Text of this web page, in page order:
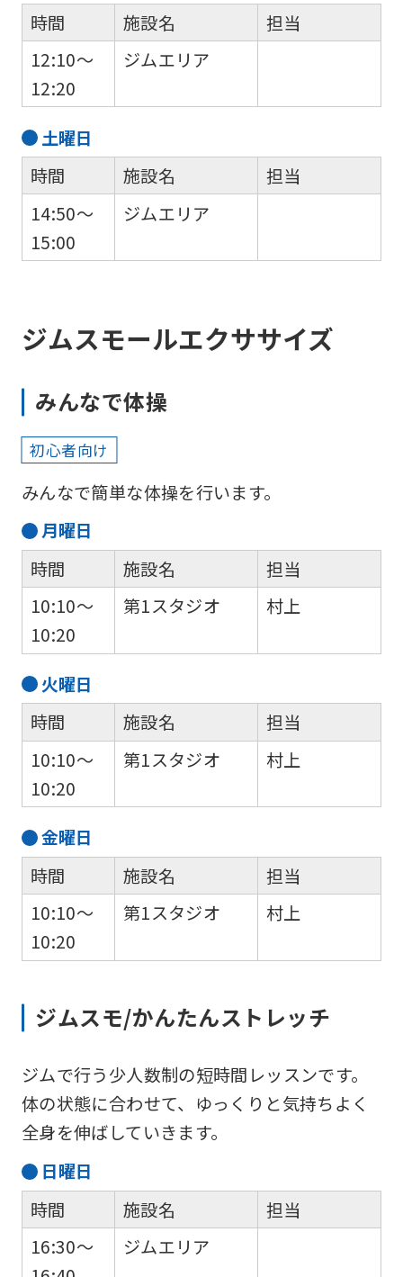
時間
12:10～
12:20
施設名
ジムエリア
担当
土曜日
時間
14:50～
15:00
施設名
ジムエリア
担当
ジムスモールエクササイズ
みんなで体操
初心者向け
みんなで簡単な体操を行います。
月曜日
時間
10:10～
10:20
施設名
第1スタジオ
担当
村上
火曜日
時間
10:10～
10:20
施設名
第1スタジオ
担当
村上
金曜日
時間
10:10～
10:20
施設名
第1スタジオ
担当
村上
ジムスモ/かんたんストレッチ
ジムで行う少人数制の短時間レッスンです。
体の状態に合わせて、ゆっくりと気持ちよく
全身を伸ばしていきます。
日曜日
時間
16:30～
施設名
ジムエリア
担当